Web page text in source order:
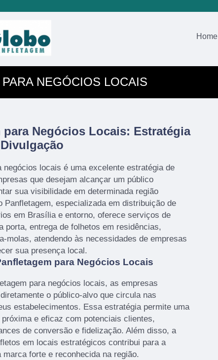
Home
NEGÓCIOS LOCAIS
para Negócios Locais: Estratégia
negócios locais é uma excelente estratégia de
que desejam alcançar um público
sua visibilidade em determinada região
Panfletagem, especializada em distribuição de
em Brasília e entorno, oferece serviços de
porta, entrega de folhetos em residências,
molas, atendendo às necessidades de empresas
sua presença local.
para Negócios Locais
para negócios locais, as empresas
o público-alvo que circula nas
estabelecimentos. Essa estratégia permite uma
e eficaz com potenciais clientes,
de conversão e fidelização. Além disso, a
em locais estratégicos contribui para a
marca forte e reconhecida na região.